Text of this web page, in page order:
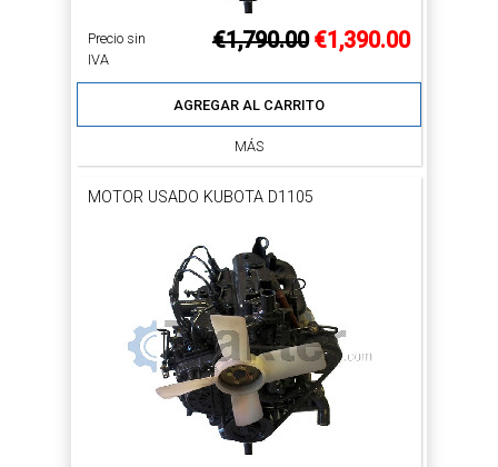
Precio sin
IVA
€1,790.00 €1,390.00
AGREGAR AL CARRITO
MÁS
MOTOR USADO KUBOTA D1105